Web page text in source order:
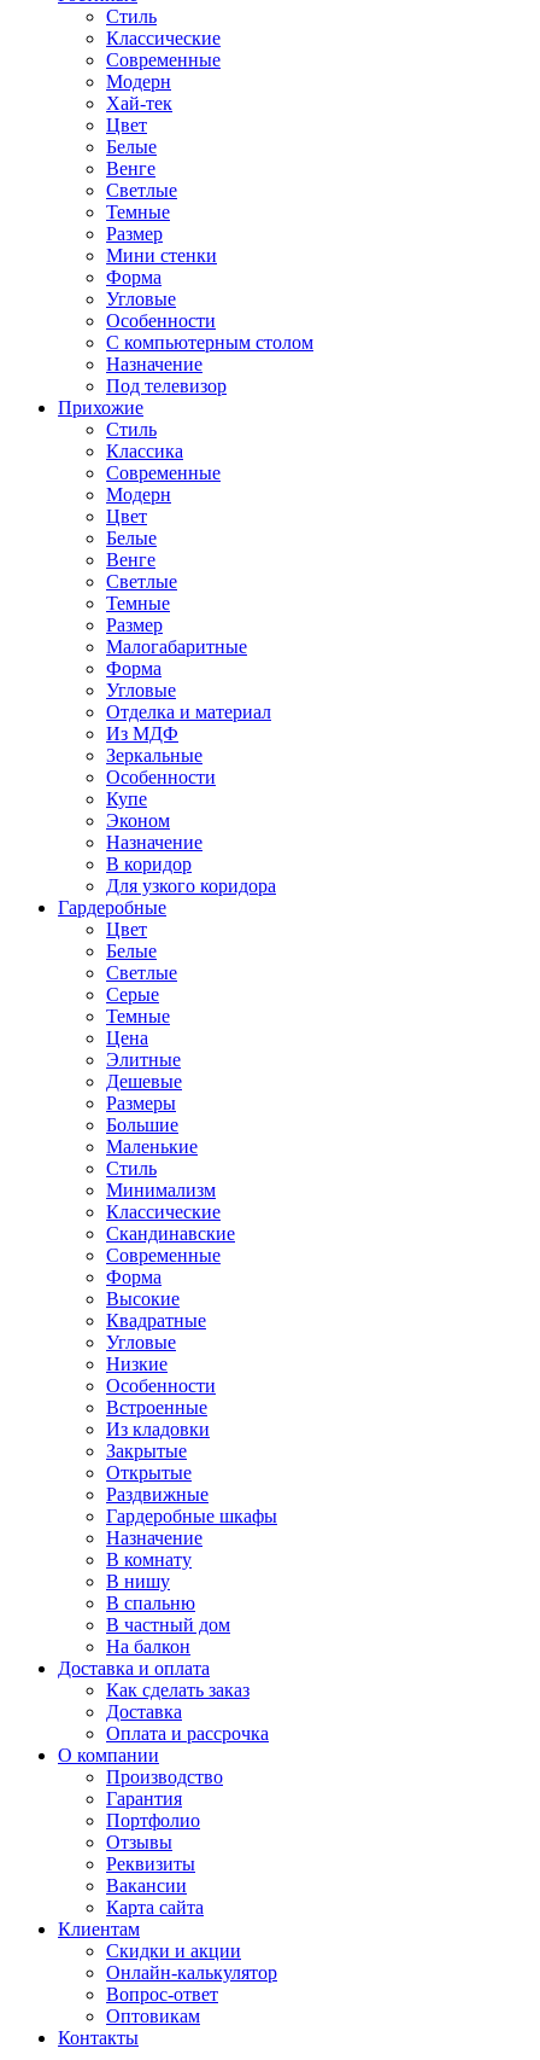
Стиль
Классические
Современные
Модерн
Хай-тек
Цвет
Белые
Венге
Светлые
Темные
Размер
Мини стенки
Форма
Угловые
Особенности
С компьютерным столом
Назначение
Под телевизор
Прихожие
Стиль
Классика
Современные
Модерн
Цвет
Белые
Венге
Светлые
Темные
Размер
Малогабаритные
Форма
Угловые
Отделка и материал
Из МДФ
Зеркальные
Особенности
Купе
Эконом
Назначение
В коридор
Для узкого коридора
Гардеробные
Цвет
Белые
Светлые
Серые
Темные
Цена
Элитные
Дешевые
Размеры
Большие
Маленькие
Стиль
Минимализм
Классические
Скандинавские
Современные
Форма
Высокие
Квадратные
Угловые
Низкие
Особенности
Встроенные
Из кладовки
Закрытые
Открытые
Раздвижные
Гардеробные шкафы
Назначение
В комнату
В нишу
В спальню
В частный дом
На балкон
Доставка и оплата
Как сделать заказ
Доставка
Оплата и рассрочка
О компании
Производство
Гарантия
Портфолио
Отзывы
Реквизиты
Вакансии
Карта сайта
Клиентам
Скидки и акции
Онлайн-калькулятор
Вопрос-ответ
Оптовикам
Контакты